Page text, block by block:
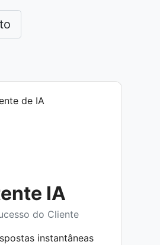
IA
do Cliente
instantâneas